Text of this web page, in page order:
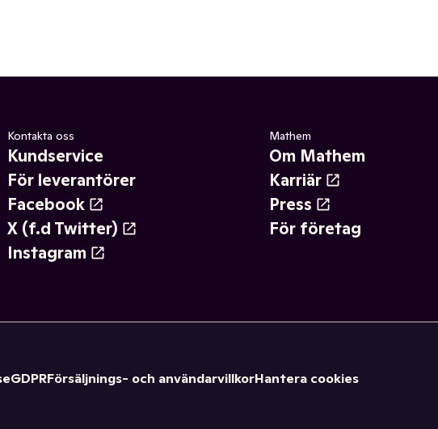
Kontakta oss
Kundservice
För leverantörer
Facebook
X (f.d Twitter)
Instagram
Mathem
Om Mathem
Karriär
Press
För företag
GDPRFörsäljnings- och användarvillkorHantera cookies